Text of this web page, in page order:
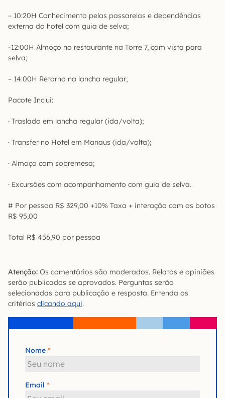
– 10:20H Conhecimento pelas passarelas e dependências
externa do hotel com guia de selva;
-12:00H Almoço no restaurante na Torre 7, com vista para
selva;
– 14:00H Retorno na lancha regular;
Pacote Inclui:
· Traslado em lancha regular (ida/volta);
· Transfer no Hotel em Manaus (ida/volta);
· Almoço com sobremesa;
· Excursões com acompanhamento com guia de selva.
# Por pessoa R$ 329,00 +10% Taxa + interaçâo com os botos
R$ 95,00
Total R$ 456,90 por pessoa
Atenção: Os comentários são moderados. Relatos e opiniões
serão publicados se aprovados. Perguntas serão
selecionadas para publicação e resposta. Entenda os
critérios clicando aqui.
Nome
Email